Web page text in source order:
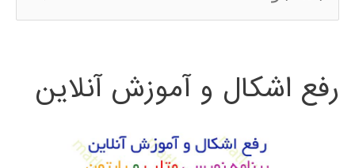
س
ج
رفع اشکال و آموزش آنلاین